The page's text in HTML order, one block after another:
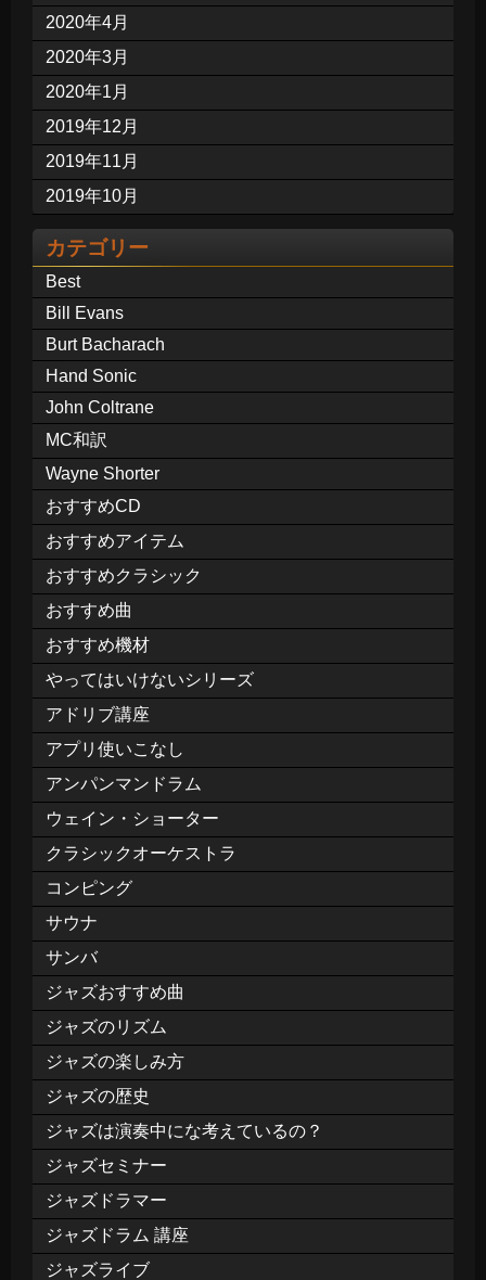
2020年4月
2020年3月
2020年1月
2019年12月
2019年11月
2019年10月
カテゴリー
Best
Bill Evans
Burt Bacharach
Hand Sonic
John Coltrane
MC和訳
Wayne Shorter
おすすめCD
おすすめアイテム
おすすめクラシック
おすすめ曲
おすすめ機材
やってはいけないシリーズ
アドリブ講座
アプリ使いこなし
アンパンマンドラム
ウェイン・ショーター
クラシックオーケストラ
コンピング
サウナ
サンバ
ジャズおすすめ曲
ジャズのリズム
ジャズの楽しみ方
ジャズの歴史
ジャズは演奏中にな考えているの？
ジャズセミナー
ジャズドラマー
ジャズドラム 講座
ジャズライブ